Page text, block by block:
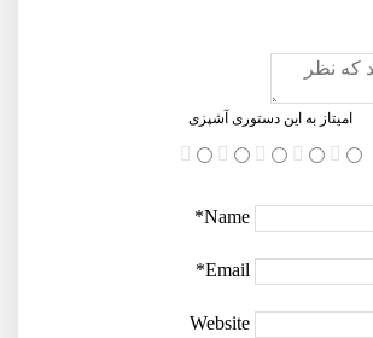
امیتاز به این دستوری آشپزی
Name*
Email*
Website